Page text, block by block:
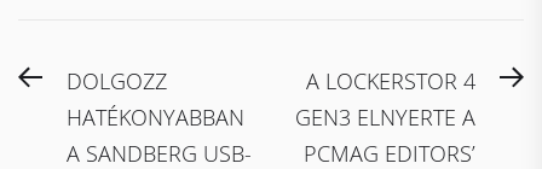
Bejegyzés
navigáció
PreviousDOLGOZZ
HATÉKONYABBAN
A SANDBERG USB-
A LOCKERSTOR 4
GEN3 ELNYERTE A
PCMAG EDITORS’